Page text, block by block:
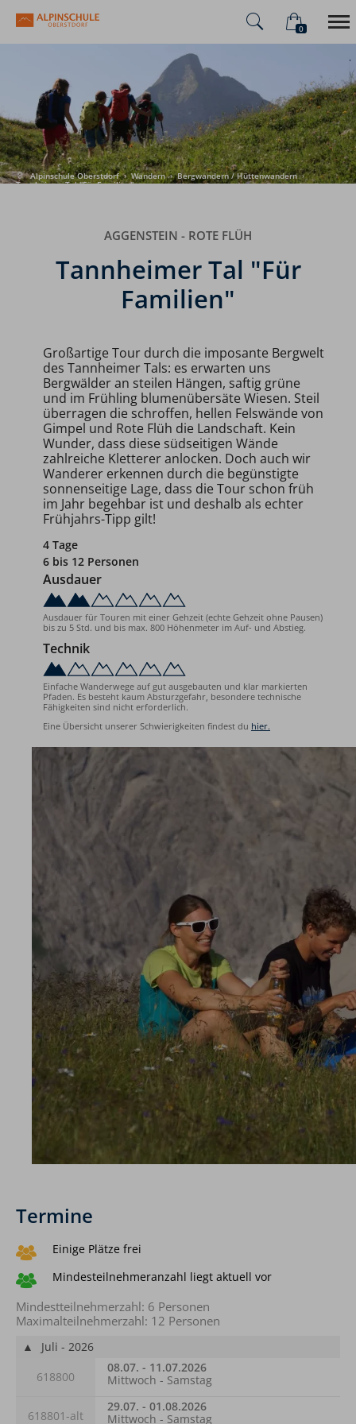
Alpinschule
Alpenüberquerung
Sommer
Winter
0
Warenkorb ist leer
Alpinschule Oberstdorf ›Wandern ›Bergwandern / Hüttenwandern ›
Tannheimer Tal "Für Familien"
AGGENSTEIN - ROTE FLÜH
Tannheimer Tal "Für
Familien"
Großartige Tour durch die imposante Bergwelt
des Tannheimer Tals: es erwarten uns
Bergwälder an steilen Hängen, saftig grüne
und im Frühling blumenübersäte Wiesen. Steil
überragen die schroffen, hellen Felswände von
Gimpel und Rote Flüh die Landschaft. Kein
Wunder, dass diese südseitigen Wände
zahlreiche Kletterer anlocken. Doch auch wir
Wanderer erkennen durch die begünstigte
sonnenseitige Lage, dass die Tour schon früh
im Jahr begehbar ist und deshalb als echter
Frühjahrs-Tipp gilt!
4 Tage
6 bis 12 Personen
Ausdauer
Ausdauer für Touren mit einer Gehzeit (echte Gehzeit ohne Pausen)
bis zu 5 Std. und bis max. 800 Höhenmeter im Auf- und Abstieg.
Technik
Einfache Wanderwege auf gut ausgebauten und klar markierten
Pfaden. Es besteht kaum Absturzgefahr, besondere technische
Fähigkeiten sind nicht erforderlich.
Eine Übersicht unserer Schwierigkeiten findest du hier.
Termine
Einige Plätze frei
Mindesteilnehmeranzahl liegt aktuell vor
Mindestteilnehmerzahl: 6 Personen
Maximalteilnehmerzahl: 12 Personen
▲
Juli - 2026
618800
08.07. - 11.07.2026
Mittwoch - Samstag
618801-alt
29.07. - 01.08.2026
Mittwoch - Samstag